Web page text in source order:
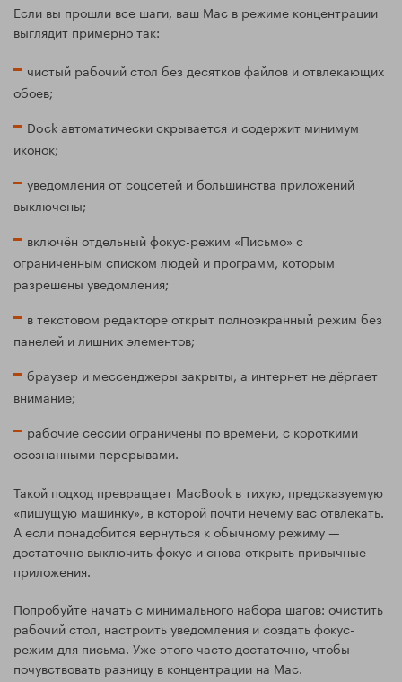
Если вы прошли все шаги, ваш Mac в режиме концентрации
выглядит примерно так:
чистый рабочий стол без десятков файлов и отвлекающих
обоев;
Dock автоматически скрывается и содержит минимум
иконок;
уведомления от соцсетей и большинства приложений
выключены;
включён отдельный фокус-режим «Письмо» с
ограниченным списком людей и программ, которым
разрешены уведомления;
в текстовом редакторе открыт полноэкранный режим без
панелей и лишних элементов;
браузер и мессенджеры закрыты, а интернет не дёргает
внимание;
рабочие сессии ограничены по времени, с короткими
осознанными перерывами.
Такой подход превращает MacBook в тихую, предсказуемую
«пишущую машинку», в которой почти нечему вас отвлекать.
А если понадобится вернуться к обычному режиму —
достаточно выключить фокус и снова открыть привычные
приложения.
Попробуйте начать с минимального набора шагов: очистить
рабочий стол, настроить уведомления и создать фокус-
режим для письма. Уже этого часто достаточно, чтобы
почувствовать разницу в концентрации на Mac.